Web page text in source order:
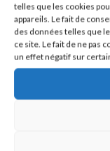
telles que les cookies
appareils. Le fait de
des données telles que
ce site. Le fait de ne pas
un effet négatif sur
Claude vous
cliquerici.
Vers la page